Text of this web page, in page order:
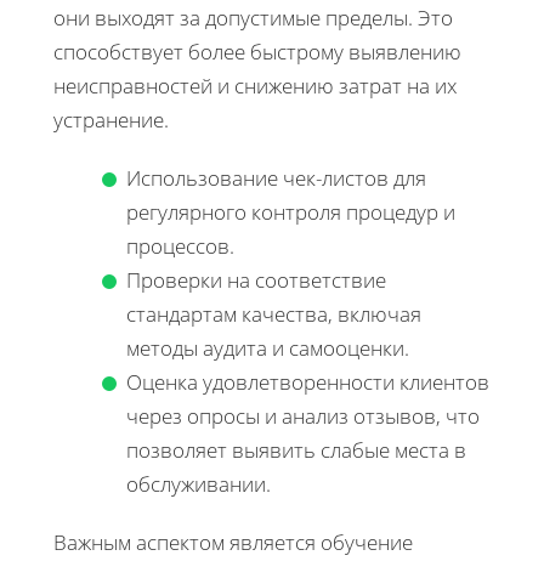
они выходят за допустимые пределы. Это
способствует более быстрому выявлению
неисправностей и снижению затрат на их
устранение.
Использование чек-листов для
регулярного контроля процедур и
процессов.
Проверки на соответствие
стандартам качества, включая
методы аудита и самооценки.
Оценка удовлетворенности клиентов
через опросы и анализ отзывов, что
позволяет выявить слабые места в
обслуживании.
Важным аспектом является обучение